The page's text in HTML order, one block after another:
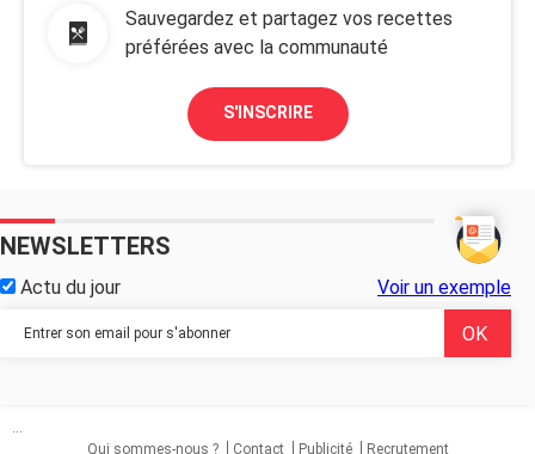
Sauvegardez et partagez vos recettes
préférées avec la communauté
S'INSCRIRE
NEWSLETTERS
Actu du jour Voir un exemple
...
Qui sommes-nous ?
Contact Publicité Recrutement